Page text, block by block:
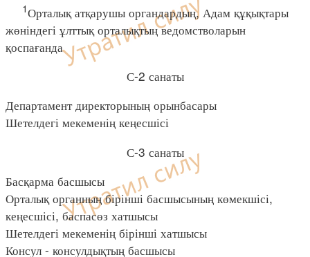
1Орталық атқарушы органдардың, Адам құқықтары
жөніндегі ұлттық орталықтың ведомстволарын
қоспағанда
С-2 санаты
Департамент директорының орынбасары
Шетелдегі мекеменің кеңесшісі
С-3 санаты
Басқарма басшысы
Орталық органның бірінші басшысының көмекшісі,
кеңесшісі, баспасөз хатшысы
Шетелдегі мекеменің бірінші хатшысы
Консул - консулдықтың басшысы